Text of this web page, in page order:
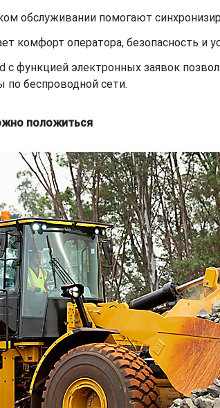
обслуживании помогают
комфорт оператора, безопасность и
с функцией электронных заявок
по беспроводной сети.
положиться